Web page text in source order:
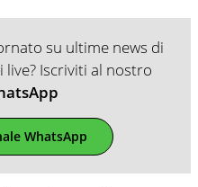
su ultime news di
Iscriviti al nostro
WhatsApp